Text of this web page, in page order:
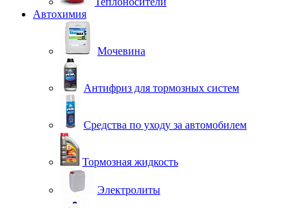
Автохимия
Мочевина
Антифриз для тормозных систем
Средства по уходу за автомобилем
Тормозная жидкость
Электролиты